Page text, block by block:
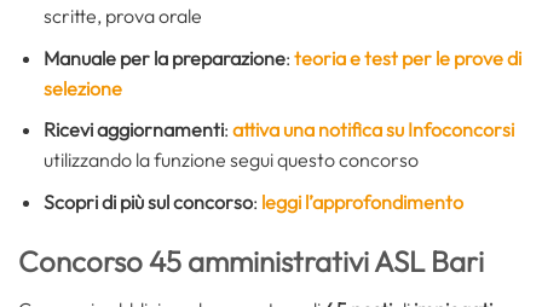
scritte, prova orale
Manuale per la preparazione: teoria e test per le prove di
selezione
Ricevi aggiornamenti: attiva una notifica su Infoconcorsi
utilizzando la funzione segui questo concorso
Scopri di più sul concorso: leggi l’approfondimento
Concorso 45 amministrativi ASL Bari